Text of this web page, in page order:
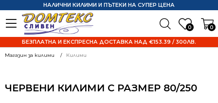
0 0
НАЛИЧНИ КИЛИМИ И ПЪТЕКИ НА СУПЕР ЦЕНА
БЕЗПЛАТНА И ЕКСПРЕСНА ДОСТАВКА НАД €153.39 / 300ЛВ.
Магазин за килими Килими
ЧЕРВЕНИ КИЛИМИ С РАЗМЕР 80/250